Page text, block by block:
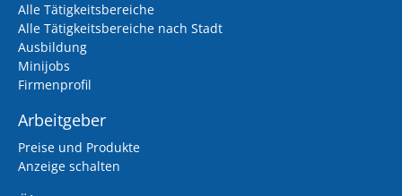
Alle Tätigkeitsbereiche
Alle Tätigkeitsbereiche nach Stadt
Ausbildung
Minijobs
Firmenprofil
Arbeitgeber
Preise und Produkte
Anzeige schalten